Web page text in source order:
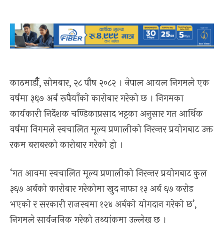
काठमाडौँ, सोमबार, २८ पौष २०८२ । नेपाल आयल निगमले एक
वर्षमा ३६७ अर्ब रूपैयाँको कारोबार गरेको छ । निगमका
कार्यकारी निर्देशक चण्डिकाप्रसाद भट्टका अनुसार गत आर्थिक
वर्षमा निगमले स्वचालित मूल्य प्रणालीको निरन्तर प्रयोगबाट उक्त
रकम बराबरको कारोबार गरेको हो ।
‘गत आवमा स्वचालित मूल्य प्रणालीको निरन्तर प्रयोगबाट कुल
३६७ अर्बको कारोबार गरेकोमा खुद नाफा १३ अर्ब ६७ करोड
भएको र सरकारी राजस्वमा १२४ अर्बको योगदान गरेको छ’,
निगमले सार्वजनिक गरेको तथ्यांकमा उल्लेख छ ।